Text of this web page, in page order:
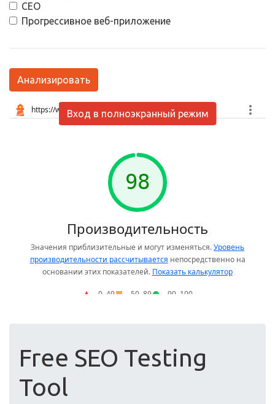
СЕО
Прогрессивное веб-приложение
Анализировать
Вход в полноэкранный режим
Free SEO Testing
Tool